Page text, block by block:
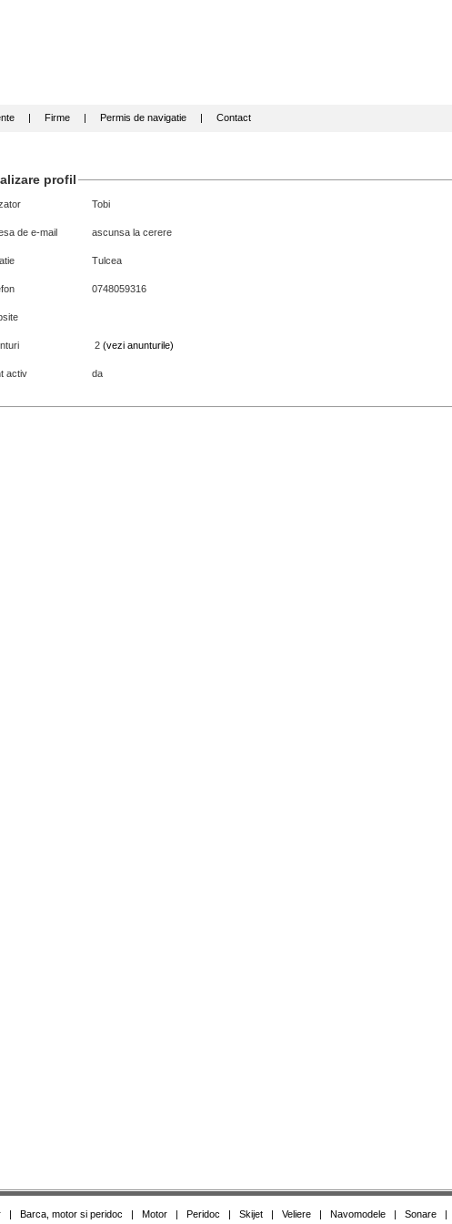
| Firme| Permis de navigatie| Contact
profil
Tobi
de e-mail ascunsa la cerere
Tulcea
0748059316
2 (vezi anunturile)
activ da
| Barca, motor si peridoc | Motor| Peridoc | Skijet| Veliere| Navomodele| Sonare|